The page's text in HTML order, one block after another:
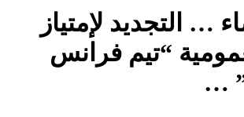
… التجديد لإمتياز
“تيم فرانس
…